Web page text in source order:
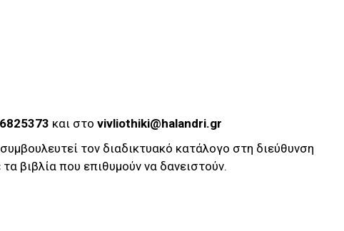
και στο vivliothiki@halandri.gr
τον διαδικτυακό κατάλογο στη διεύθυνση
τα βιβλία που επιθυμούν να δανειστούν.